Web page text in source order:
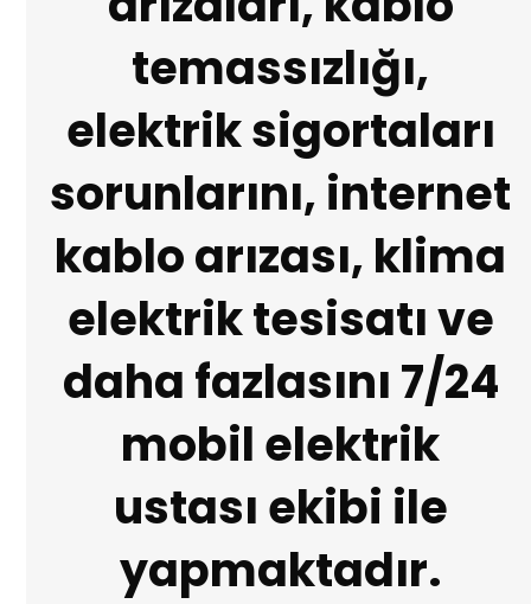
temassızlığı,
elektrik sigortaları
sorunlarını, internet
kablo arızası, klima
elektrik tesisatı ve
daha fazlasını 7/24
mobil elektrik
ustası ekibi ile
yapmaktadır.